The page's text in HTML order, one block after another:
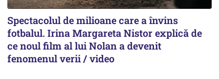
Spectacolul de milioane care a învins
fotbalul. Irina Margareta Nistor explică de
ce noul film al lui Nolan a devenit
fenomenul verii / video